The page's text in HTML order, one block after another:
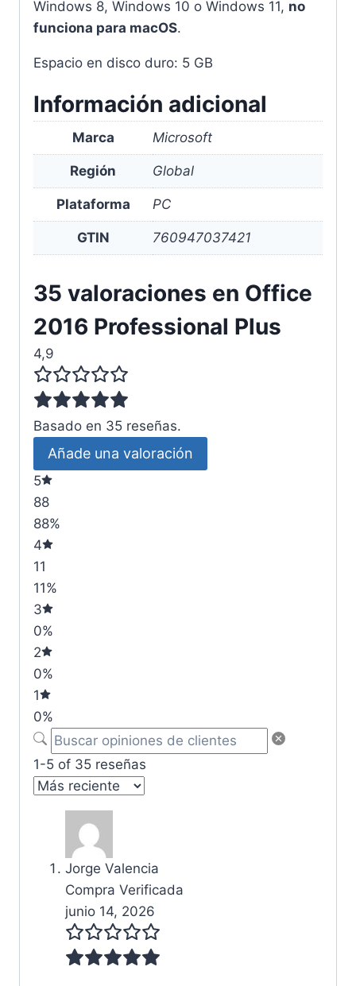
Windows 8, Windows 10 o Windows 11, no
funciona para macOS.
Espacio en disco duro: 5 GB
Información adicional
Marca Microsoft
Región Global
Plataforma PC
GTIN 760947037421
35 valoraciones en Office
2016 Professional Plus
4,9
Basado en 35 reseñas.
Añade una valoración
5
88
88%
4
11
11%
3
0%
2
0%
1
0%
1-5 of 35 reseñas
Jorge Valencia
Compra Verificada
junio 14, 2026